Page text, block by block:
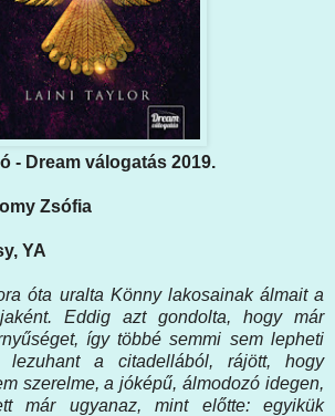
- Dream válogatás 2019.
Zsófia
YA
óta uralta Könny lakosainak álmait a
Eddig azt gondolta, hogy már
így többé semmi sem lepheti
a citadellából, rájött, hogy
szerelme, a jóképű, álmodozó idegen,
már ugyanaz, mint előtte: egyikük